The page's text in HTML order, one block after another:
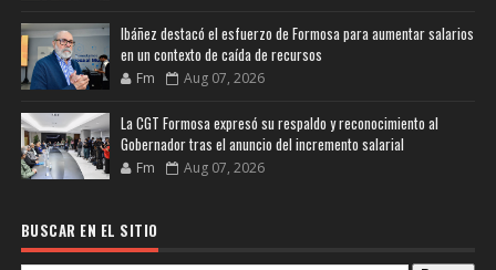
Ibáñez destacó el esfuerzo de Formosa para aumentar salarios
en un contexto de caída de recursos
Fm Aug 07, 2026
La CGT Formosa expresó su respaldo y reconocimiento al
Gobernador tras el anuncio del incremento salarial
Fm Aug 07, 2026
BUSCAR EN EL SITIO